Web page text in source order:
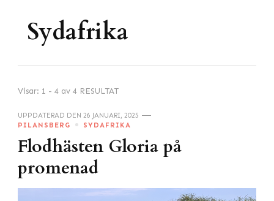
Sydafrika
Visar: 1 - 4 av 4 RESULTAT
UPPDATERAD DEN 26 JANUARI, 2025
PILANSBERG
SYDAFRIKA
Flodhästen Gloria på
promenad